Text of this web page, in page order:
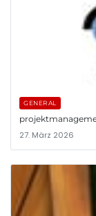
GENERAL
27. März 2026